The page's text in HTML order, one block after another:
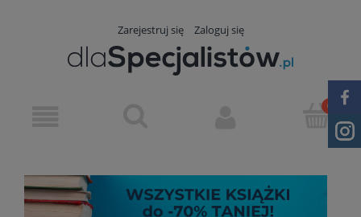
Zarejestruj się Zaloguj się